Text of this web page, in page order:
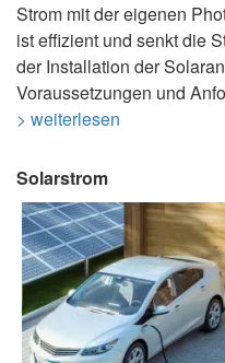
Strom mit der eigenen
ist effizient und senkt die
der Installation der
Voraussetzungen und
> weiterlesen
Solarstrom